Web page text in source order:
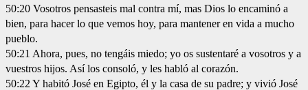
50:20 Vosotros pensasteis mal contra mí, mas Dios lo encaminó a
bien, para hacer lo que vemos hoy, para mantener en vida a mucho
pueblo.
50:21 Ahora, pues, no tengáis miedo; yo os sustentaré a vosotros y a
vuestros hijos. Así los consoló, y les habló al corazón.
50:22 Y habitó José en Egipto, él y la casa de su padre; y vivió José